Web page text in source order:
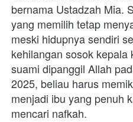
bernama Ustadzah Mia.
yang memilih tetap
meski hidupnya sendiri
kehilangan sosok kepala
suami dipanggil Allah
2025, beliau harus
menjadi ibu yang penuh
mencari nafkah.